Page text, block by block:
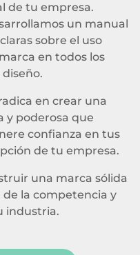
de tu empresa.
un manual
sobre el uso
en todos los
en crear una
y poderosa que
confianza en tus
de tu empresa.
una marca sólida
la competencia y
industria.